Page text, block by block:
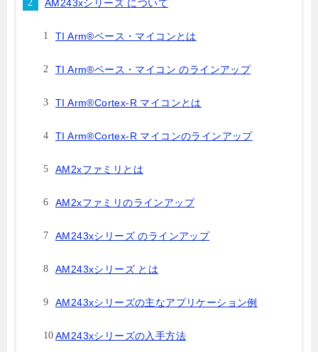
AM243xシリーズ について
TI Arm®ベース・マイコンとは
TI Arm®ベース・マイコン のラインアップ
TI Arm®Cortex-R マイコンとは
TI Arm®Cortex-R マイコンのラインアップ
AM2xファミリとは
AM2xファミリのラインアップ
AM243xシリーズ のラインアップ
AM243xシリーズ とは
AM243xシリーズの主なアプリケーション例
AM243xシリーズの入手方法